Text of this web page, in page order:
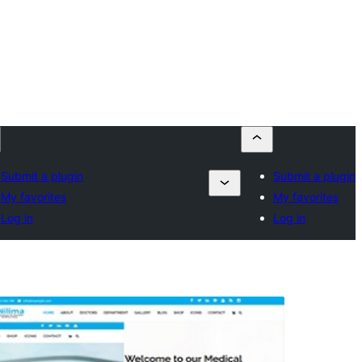
Submit a plugin
My favorites
Log in
Submit a plugin
My favorites
Log in